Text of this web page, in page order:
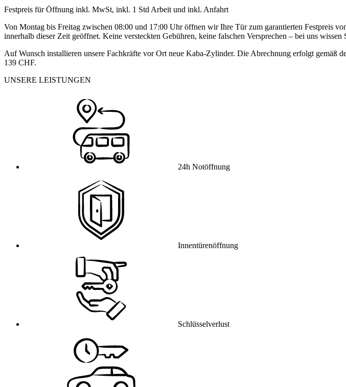
Festpreis für Öffnung inkl. MwSt, inkl. 1 Std Arbeit und inkl. Anfahrt
Von Montag bis Freitag zwischen 08:00 und 17:00 Uhr öffnen wir Ihre Tür zum garantierten Festpreis
innerhalb dieser Zeit geöffnet. Keine versteckten Gebühren, keine falschen Versprechen – bei uns
Auf Wunsch installieren unsere Fachkräfte vor Ort neue Kaba-Zylinder. Die Abrechnung erfolgt gemäß
139 CHF.
UNSERE LEISTUNGEN
24h Notöffnung
Innentürenöffnung
Schlüsselverlust